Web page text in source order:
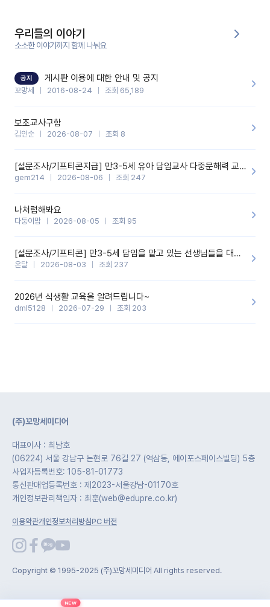
을 많이 하는데,꼬망봇 덕분에 고민하는 시간을 줄이고 학부모님을
안심시킬 수 있었습니다.이 부분은 꼬망봇이 추가로 알려준 응대 tip
입니다.학부모님께 전화를 드리기 전에, 내용을 숙지하여 좀 더 전문
성 있는 교사가 되어 대화를 나눌 수 있었습니다.꼬망세 AI학부모 응
기능을 개발해 주셔서 감사합니다.
우리들의 이야기
소소한 이야기까지 함께 나눠요
공지 게시판 이용에 대한 안내 및 공지
꼬망세 2016-08-24 조회 65,189
보조교사구함
김인순 2026-08-07 조회 8
[설문조사/기프티콘지급] 만3-5세 유아 담임교사 다중문해력 교육 증진을 위한 설문조사
gem214 2026-08-06 조회 247
나처럼해봐요
다둥이맘 2026-08-05 조회 95
[설문조사/기프티콘] 만3-5세 담임을 맡고 있는 선생님들을 대상으로 설문조사를 합니다!
온달 2026-08-03 조회 237
2026년 식생활 교육을 알려드립니다~
dml5128 2026-07-29 조회 203
(주)꼬망세미디어
대표이사 : 최남호
(06224) 서울 강남구 논현로 76길 27 (역삼동, 에이포스페이스빌딩) 5층
사업자등록번호: 105-81-01773
통신판매업등록번호 : 제2023-서울강남-01170호
개인정보관리책임자 : 최훈(web@edupre.co.kr)
이용약관개인정보처리방침PC 버전
Copyright © 1995-2025 (주)꼬망세미디어 All rights reserved.
NEW